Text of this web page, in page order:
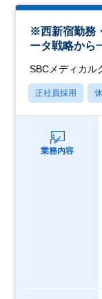
※西新宿勤務
ータ戦略から
SBCメディカル
正社員採用
業務内容